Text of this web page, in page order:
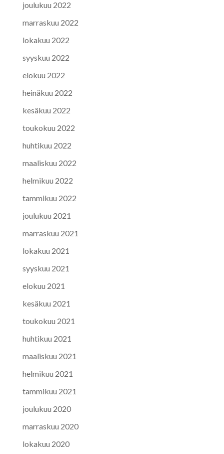
joulukuu 2022
marraskuu 2022
lokakuu 2022
syyskuu 2022
elokuu 2022
heinäkuu 2022
kesäkuu 2022
toukokuu 2022
huhtikuu 2022
maaliskuu 2022
helmikuu 2022
tammikuu 2022
joulukuu 2021
marraskuu 2021
lokakuu 2021
syyskuu 2021
elokuu 2021
kesäkuu 2021
toukokuu 2021
huhtikuu 2021
maaliskuu 2021
helmikuu 2021
tammikuu 2021
joulukuu 2020
marraskuu 2020
lokakuu 2020